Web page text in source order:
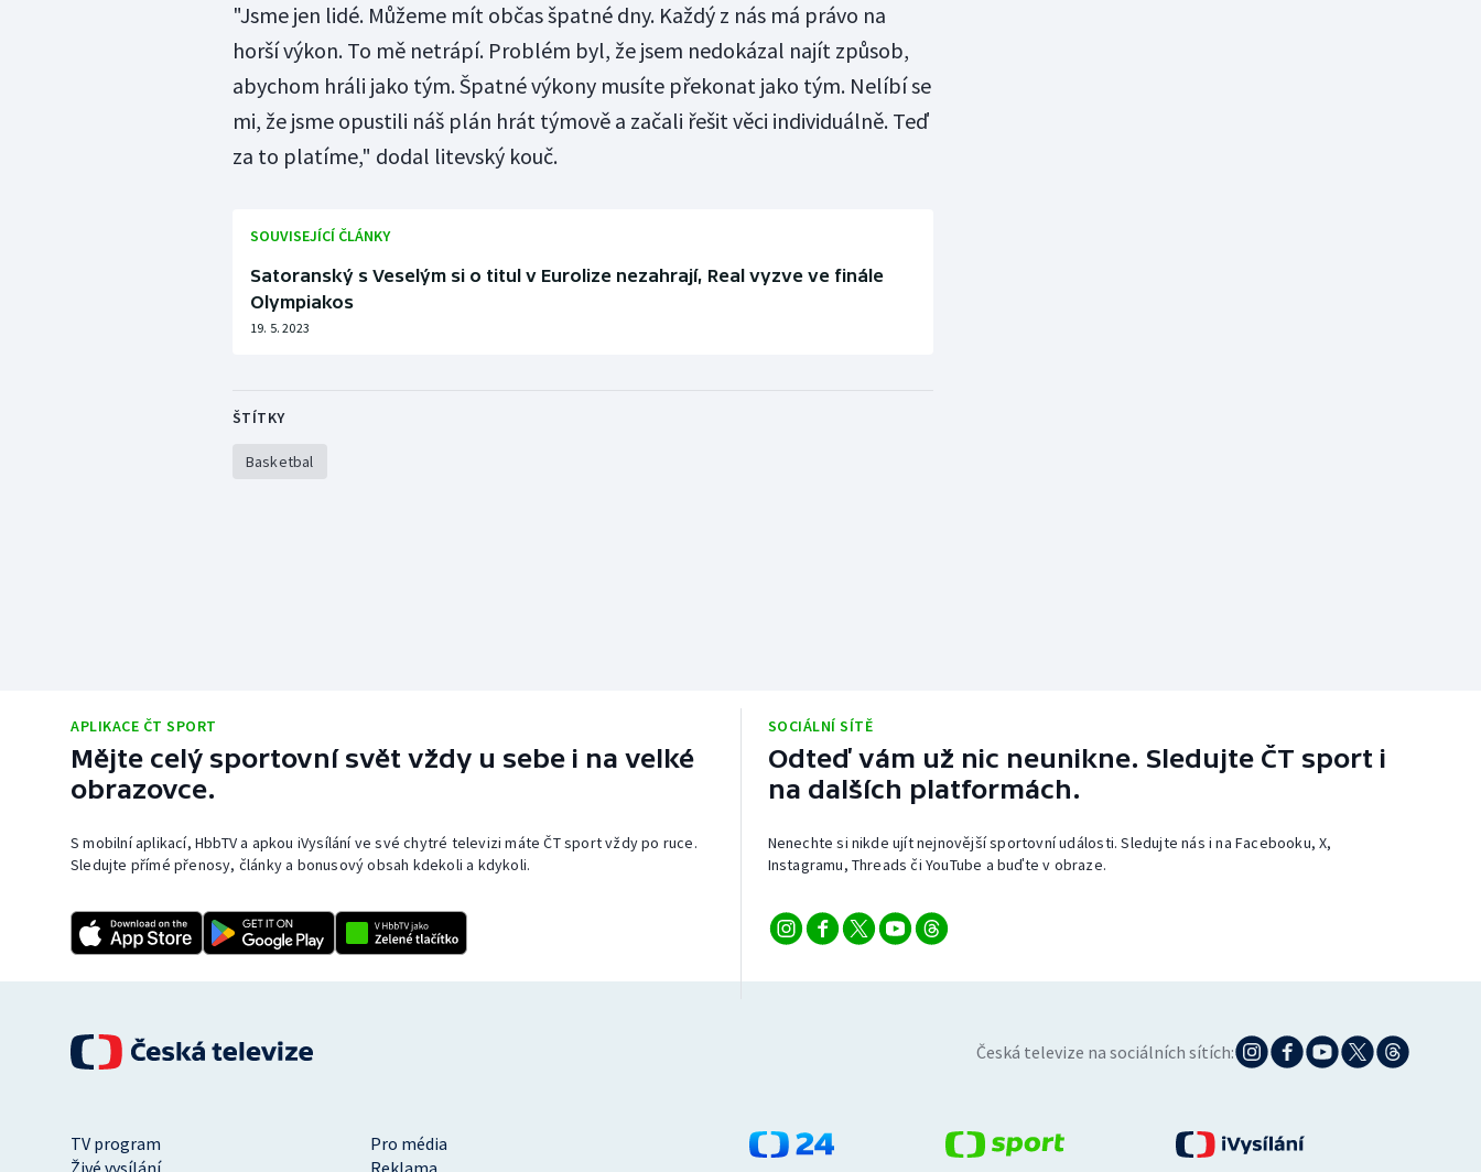
"Jsme jen lidé. Můžeme mít občas špatné dny. Každý z nás má právo na
horší výkon. To mě netrápí. Problém byl, že jsem nedokázal najít způsob,
abychom hráli jako tým. Špatné výkony musíte překonat jako tým. Nelíbí se
mi, že jsme opustili náš plán hrát týmově a začali řešit věci individuálně. Teď
za to platíme," dodal litevský kouč.
SOUVISEJÍCÍ ČLÁNKY
Satoranský s Veselým si o titul v Eurolize nezahrají, Real vyzve ve finále
Olympiakos
19. 5. 2023
ŠTÍTKY
Basketbal
APLIKACE ČT SPORT
Mějte celý sportovní svět vždy u sebe i na velké
obrazovce.
S mobilní aplikací, HbbTV a apkou iVysílání ve své chytré televizi máte ČT sport vždy po ruce.
Sledujte přímé přenosy, články a bonusový obsah kdekoli a kdykoli.
SOCIÁLNÍ SÍTĚ
Odteď vám už nic neunikne. Sledujte ČT sport i
na dalších platformách.
Nenechte si nikde ujít nejnovější sportovní události. Sledujte nás i na Facebooku, X,
Instagramu, Threads či YouTube a buďte v obraze.
Česká televize na sociálních sítích:
TV program
Pro média